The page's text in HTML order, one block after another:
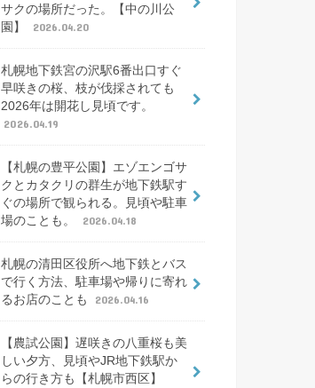
サクの場所だった。【中の川公
園】
2026.04.20
札幌地下鉄宮の沢駅6番出口すぐ
早咲きの桜、枝が伐採されても
2026年は開花し見頃です。
2026.04.19
【札幌の豊平公園】エゾエンゴサ
クとカタクリの群生が地下鉄駅す
ぐの場所で観られる。見頃や駐車
場のことも。
2026.04.18
札幌の清田区役所へ地下鉄とバス
で行く方法、駐車場や帰りに寄れ
るお店のことも
2026.04.16
【農試公園】遅咲きの八重桜も美
しい夕方、見頃やJR地下鉄駅か
らの行き方も【札幌市西区】